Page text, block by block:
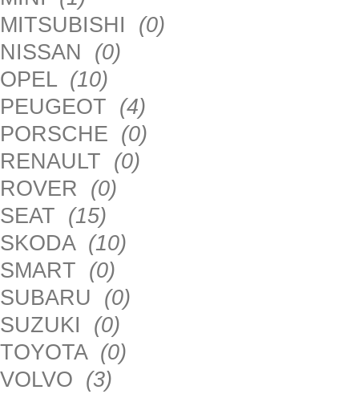
MITSUBISHI (0)
NISSAN (0)
OPEL (10)
PEUGEOT (4)
PORSCHE (0)
RENAULT (0)
ROVER (0)
SEAT (15)
SKODA (10)
SMART (0)
SUBARU (0)
SUZUKI (0)
TOYOTA (0)
VOLVO (3)